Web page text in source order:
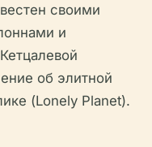
своими
и
об элитной
(Lonely Planet).